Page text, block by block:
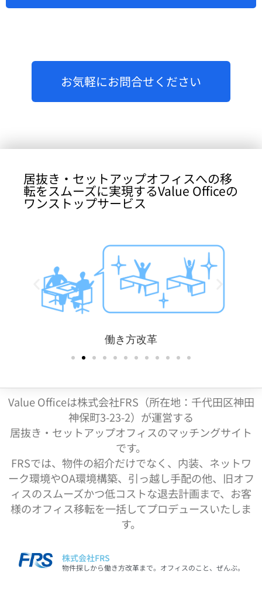
お気軽にお問合せください
居抜き・セットアップオフィスへの移
転をスムーズに実現するValue Officeの
ワンストップサービス
働き方改革
Value Officeは株式会社FRS（所在地：千代田区神田
神保町3-23-2）が運営する
居抜き・セットアップオフィスのマッチングサイト
です。
FRSでは、物件の紹介だけでなく、内装、ネットワ
ーク環境やOA環境構築、引っ越し手配の他、旧オフ
ィスのスムーズかつ低コストな退去計画まで、お客
様のオフィス移転を一括してプロデュースいたしま
す。
株式会社FRS
物件探しから働き方改革まで。オフィスのこと、ぜんぶ。